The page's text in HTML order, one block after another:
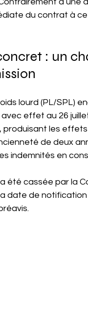
du contrat à
: un
lourd (PL/SPL)
avec effet au 26
produisant les
de deux
indemnités en
été cassée par la
date de notification